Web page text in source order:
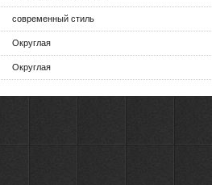
современный стиль
Округлая
Округлая